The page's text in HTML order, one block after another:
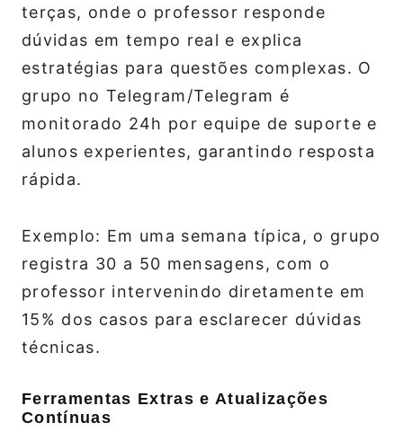
terças, onde o professor responde
dúvidas em tempo real e explica
estratégias para questões complexas. O
grupo no Telegram/Telegram é
monitorado 24h por equipe de suporte e
alunos experientes, garantindo resposta
rápida.
Exemplo: Em uma semana típica, o grupo
registra 30 a 50 mensagens, com o
professor intervenindo diretamente em
15% dos casos para esclarecer dúvidas
técnicas.
Ferramentas Extras e Atualizações
Contínuas